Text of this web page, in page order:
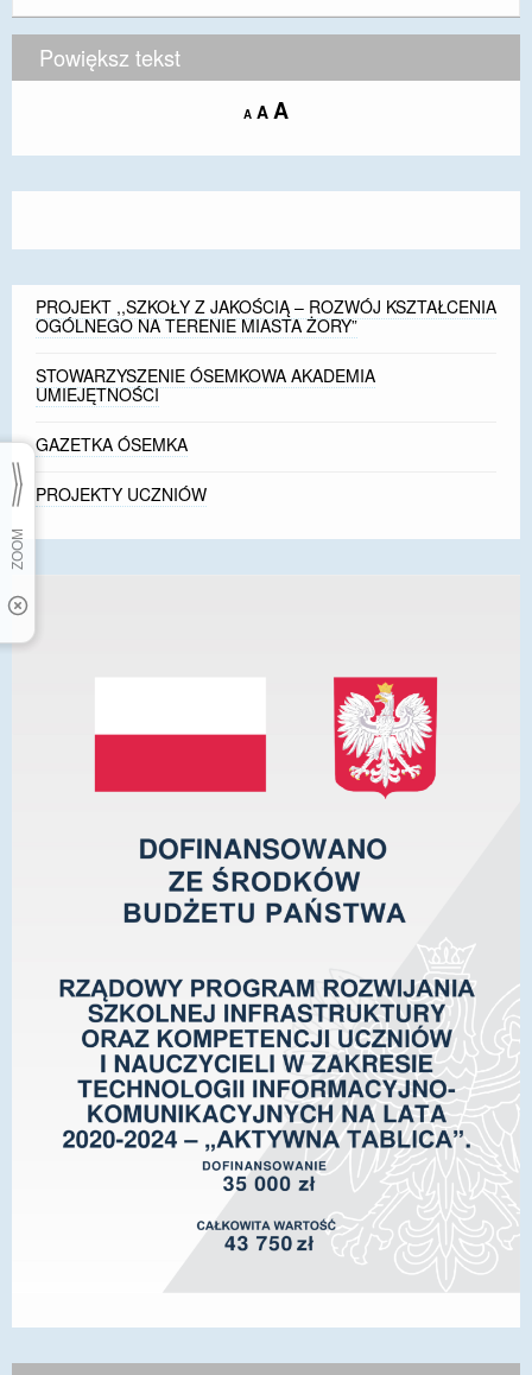
Powiększ tekst
A Decrease
size.
A Reset
size.
AIncrease
size.
PROJEKT ,,SZKOŁY Z JAKOŚCIĄ – ROZWÓJ KSZTAŁCENIA
OGÓLNEGO NA TERENIE MIASTA ŻORY”
STOWARZYSZENIE ÓSEMKOWA AKADEMIA
UMIEJĘTNOŚCI
GAZETKA ÓSEMKA
PROJEKTY UCZNIÓW